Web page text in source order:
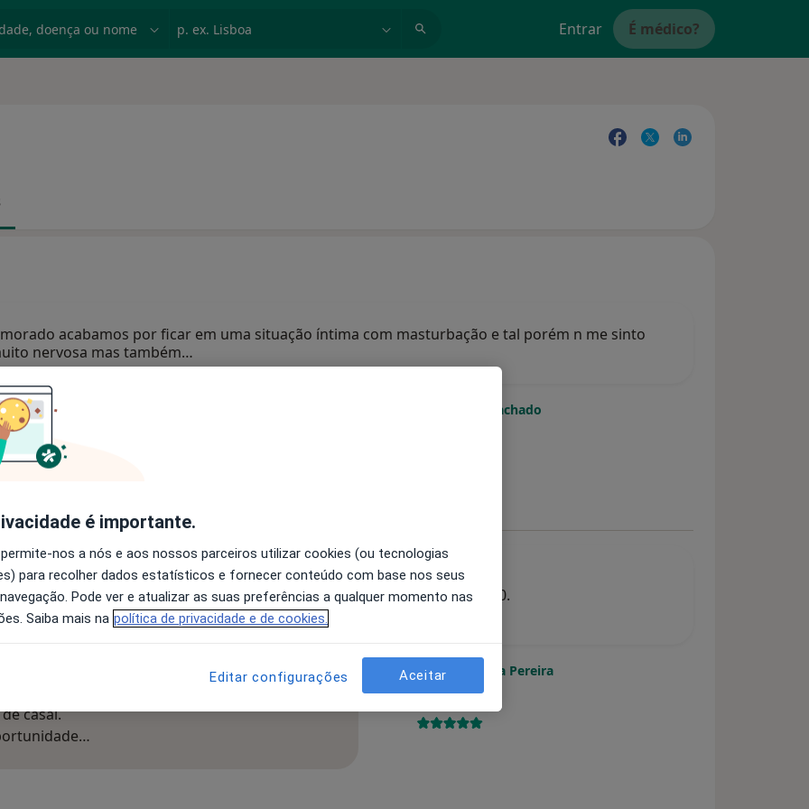
Entrar É médico?
acabamos por ficar em uma situação íntima com masturbação e tal porém n me sinto
nervosa mas também…
Ana Isabel Machado
de uma conulta procure o meu contacto
que já dura quase a 7 anos. Somos os dois com idade superiores aos 30.
é conflituosa,…
Dra. Ana Lúcia Pereira
interesse em salvar a relação, acredito que
casal.
é importante.
nos a nós e aos nossos parceiros utilizar cookies (ou tecnologias
para recolher dados estatísticos e fornecer conteúdo com base nos seus
Pode ver e atualizar as suas preferências a qualquer momento nas
Saiba mais na política de privacidade e de cookies.
Editar configurações Aceitar